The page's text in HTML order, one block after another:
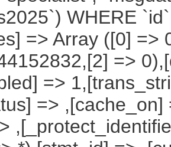
WHERE
=> Array ([0] =>
=>
=>
=>